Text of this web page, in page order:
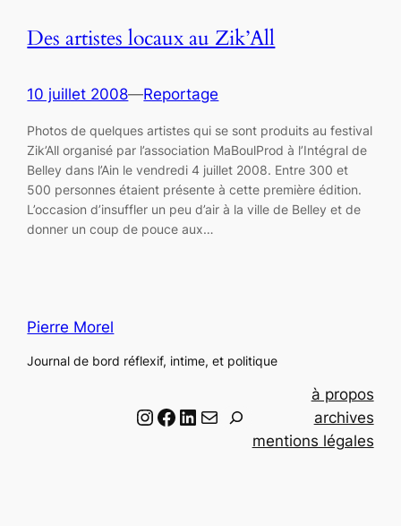
Des artistes locaux au Zik’All
10 juillet 2008—Reportage
Photos de quelques artistes qui se sont produits au festival
Zik’All organisé par l’association MaBoulProd à l’Intégral de
Belley dans l’Ain le vendredi 4 juillet 2008. Entre 300 et
500 personnes étaient présente à cette première édition.
L’occasion d’insuffler un peu d’air à la ville de Belley et de
donner un coup de pouce aux…
Pierre Morel
Journal de bord réflexif, intime, et politique
Instagram Facebook LinkedIn Email
à propos
archives
mentions légales